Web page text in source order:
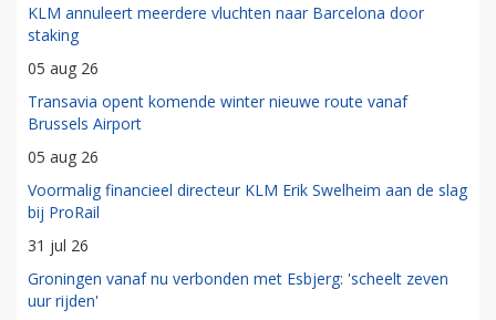
KLM annuleert meerdere vluchten naar Barcelona door
staking
05 aug 26
Transavia opent komende winter nieuwe route vanaf
Brussels Airport
05 aug 26
Voormalig financieel directeur KLM Erik Swelheim aan de slag
bij ProRail
31 jul 26
Groningen vanaf nu verbonden met Esbjerg: 'scheelt zeven
uur rijden'